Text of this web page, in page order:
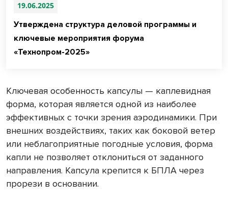
19.06.2025
Утверждена структура деловой программы и
ключевые мероприятия форума
«Технопром-2025»
Ключевая особенность капсулы — каплевидная
форма, которая является одной из наиболее
эффективных с точки зрения аэродинамики. При
внешних воздействиях, таких как боковой ветер
или неблагоприятные погодные условия, форма
капли не позволяет отклониться от заданного
направления. Капсула крепится к БПЛА через
прорези в основании.